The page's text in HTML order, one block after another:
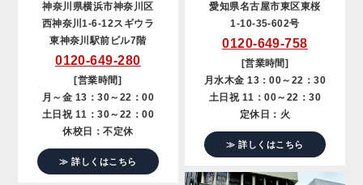
神奈川県横浜市神奈川区
西神奈川1-6-12スギウラ
東神奈川駅前ビル7階
0120-649-280
[営業時間]
月～金 13：30～22：00
土日祝 11：30～22：00
休校日：不定休
≫ 詳しくはこちら
愛知県名古屋市東区東桜
1-10-35-602号
0120-649-758
[営業時間]
月水木金 13：00～22：30
土日祝 11：00～22：30
定休日：火
≫ 詳しくはこちら